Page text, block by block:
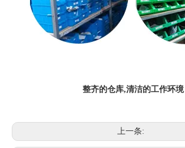
整齐的仓库,清洁的工作环境
上一条: